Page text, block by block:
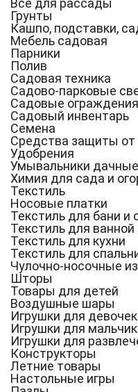
Все для рассады
Грунты
Кашпо, подставки,
Мебель садовая
Парники
Полив
Садовая техника
Садово-парковые
Садовые
Садовый инвентарь
Семена
Средства защиты от
Удобрения
Умывальники дачные
Химия для сада и
Текстиль
Носовые платки
Текстиль для бани и
Текстиль для ванной
Текстиль для кухни
Текстиль для
Чулочно-носочные
Шторы
Товары для детей
Воздушные шары
Игрушки для девочек
Игрушки для
Игрушки для
Конструкторы
Летние товары
Настольные игры